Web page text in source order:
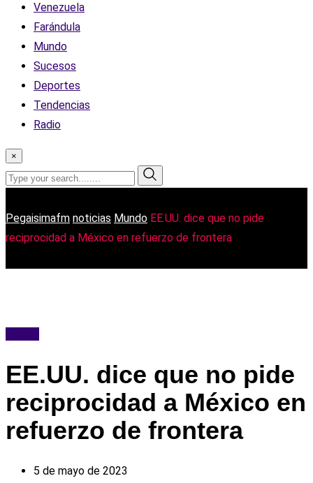
Venezuela
Farándula
Mundo
Sucesos
Deportes
Tendencias
Radio
×
Pegaisimafm noticias Mundo EE.UU. dice que no pide
reciprocidad a México en refuerzo de frontera
EE.UU. dice que no pide
reciprocidad a México en
refuerzo de frontera
5 de mayo de 2023